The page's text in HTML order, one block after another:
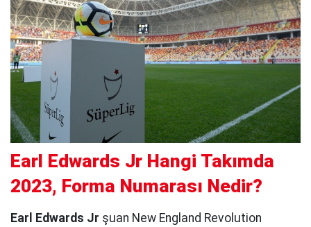
Earl Edwards Jr Hangi Takımda
2023, Forma Numarası Nedir?
Earl Edwards Jr şuan New England Revolution